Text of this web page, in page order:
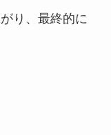
り、最終的に